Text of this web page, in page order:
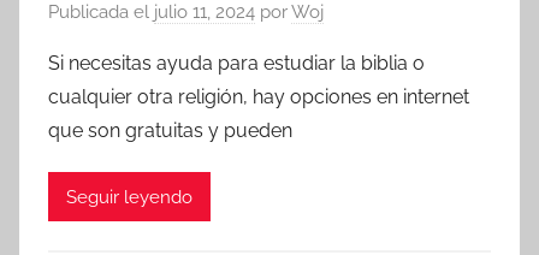
Publicada el julio 11, 2024 porWoj
Si necesitas ayuda para estudiar la biblia o
cualquier otra religión, hay opciones en internet
que son gratuitas y pueden
Seguir leyendo